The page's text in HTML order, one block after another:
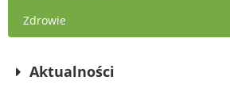
Zdrowie
Aktualności